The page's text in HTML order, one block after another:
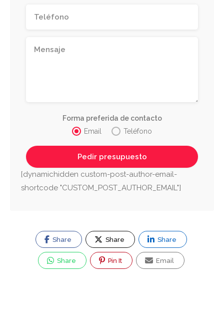
Forma preferida de contacto
Email
Teléfono
[dynamichidden custom-post-author-email-
shortcode "CUSTOM_POST_AUTHOR_EMAIL"]
Share Share Share
Share Pin It Email